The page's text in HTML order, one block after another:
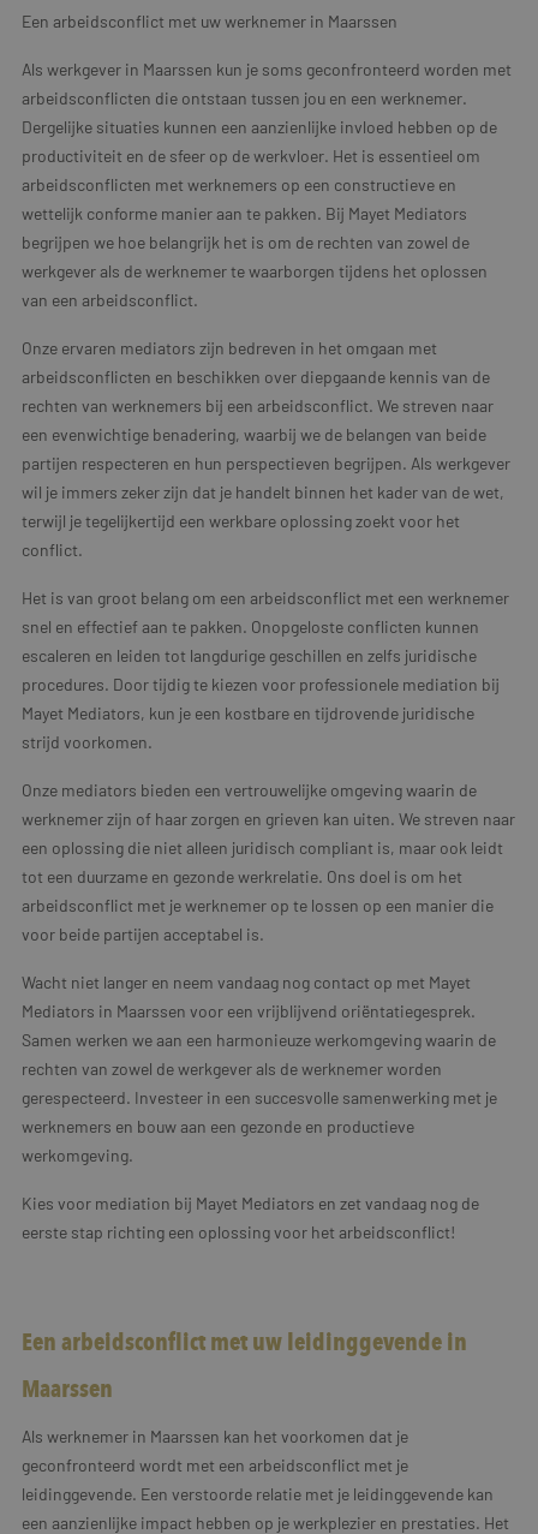
Een arbeidsconflict met uw werknemer in Maarssen
Als werkgever in Maarssen kun je soms geconfronteerd worden met
arbeidsconflicten die ontstaan tussen jou en een werknemer.
Dergelijke situaties kunnen een aanzienlijke invloed hebben op de
productiviteit en de sfeer op de werkvloer. Het is essentieel om
arbeidsconflicten met werknemers op een constructieve en
wettelijk conforme manier aan te pakken. Bij Mayet Mediators
begrijpen we hoe belangrijk het is om de rechten van zowel de
werkgever als de werknemer te waarborgen tijdens het oplossen
van een arbeidsconflict.
Onze ervaren mediators zijn bedreven in het omgaan met
arbeidsconflicten en beschikken over diepgaande kennis van de
rechten van werknemers bij een arbeidsconflict. We streven naar
een evenwichtige benadering, waarbij we de belangen van beide
partijen respecteren en hun perspectieven begrijpen. Als werkgever
wil je immers zeker zijn dat je handelt binnen het kader van de wet,
terwijl je tegelijkertijd een werkbare oplossing zoekt voor het
conflict.
Het is van groot belang om een arbeidsconflict met een werknemer
snel en effectief aan te pakken. Onopgeloste conflicten kunnen
escaleren en leiden tot langdurige geschillen en zelfs juridische
procedures. Door tijdig te kiezen voor professionele mediation bij
Mayet Mediators, kun je een kostbare en tijdrovende juridische
strijd voorkomen.
Onze mediators bieden een vertrouwelijke omgeving waarin de
werknemer zijn of haar zorgen en grieven kan uiten. We streven naar
een oplossing die niet alleen juridisch compliant is, maar ook leidt
tot een duurzame en gezonde werkrelatie. Ons doel is om het
arbeidsconflict met je werknemer op te lossen op een manier die
voor beide partijen acceptabel is.
Wacht niet langer en neem vandaag nog contact op met Mayet
Mediators in Maarssen voor een vrijblijvend oriëntatiegesprek.
Samen werken we aan een harmonieuze werkomgeving waarin de
rechten van zowel de werkgever als de werknemer worden
gerespecteerd. Investeer in een succesvolle samenwerking met je
werknemers en bouw aan een gezonde en productieve
werkomgeving.
Kies voor mediation bij Mayet Mediators en zet vandaag nog de
eerste stap richting een oplossing voor het arbeidsconflict!
Een arbeidsconflict met uw leidinggevende in
Maarssen
Als werknemer in Maarssen kan het voorkomen dat je
geconfronteerd wordt met een arbeidsconflict met je
leidinggevende. Een verstoorde relatie met je leidinggevende kan
een aanzienlijke impact hebben op je werkplezier en prestaties. Het